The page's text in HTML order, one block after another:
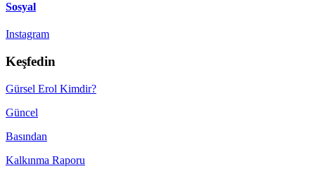
Sosyal
Instagram
Keşfedin
Gürsel Erol Kimdir?
Güncel
Basından
Kalkınma Raporu